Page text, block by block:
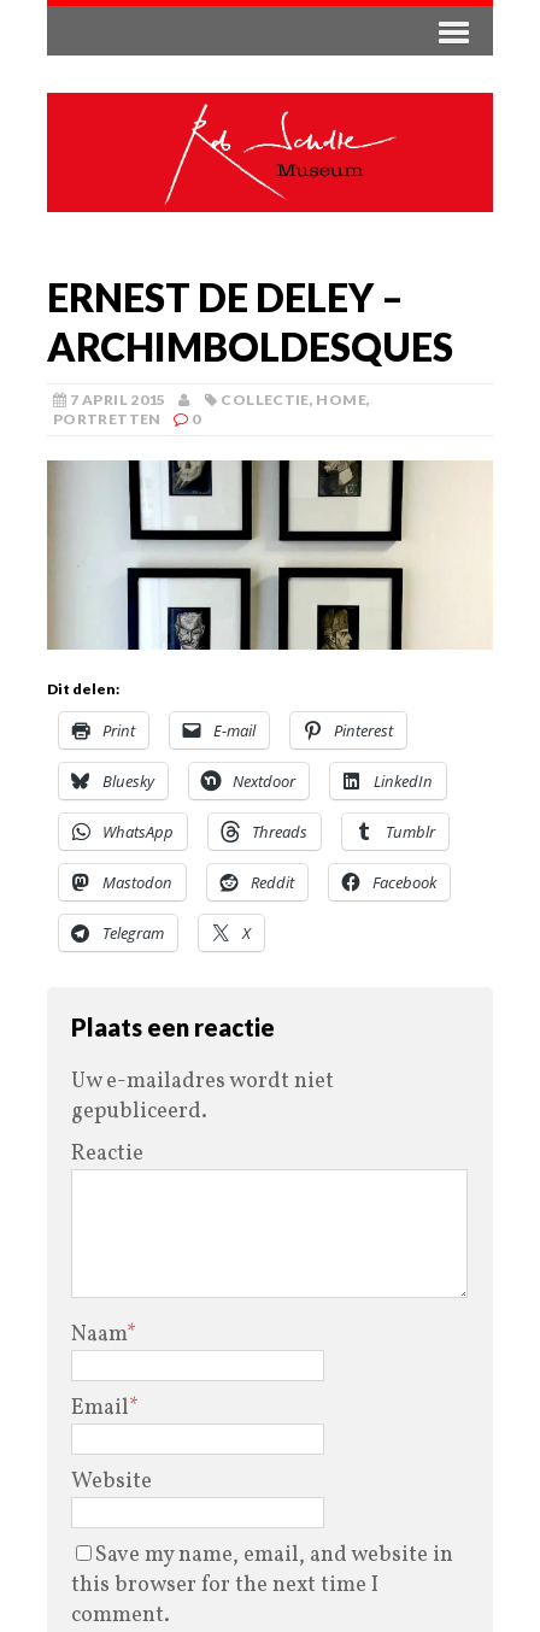
ERNEST DE DELEY –
ARCHIMBOLDESQUES
7 APRIL 2015 COLLECTIE, HOME,
PORTRETTEN
0
Dit delen:
Print E-mail Pinterest
Bluesky Nextdoor LinkedIn
WhatsApp Threads Tumblr
Mastodon Reddit Facebook
Telegram X
Plaats een reactie
Uw e-mailadres wordt niet
gepubliceerd.
Reactie
Naam*
Email*
Website
Save my name, email, and website in
this browser for the next time I
comment.